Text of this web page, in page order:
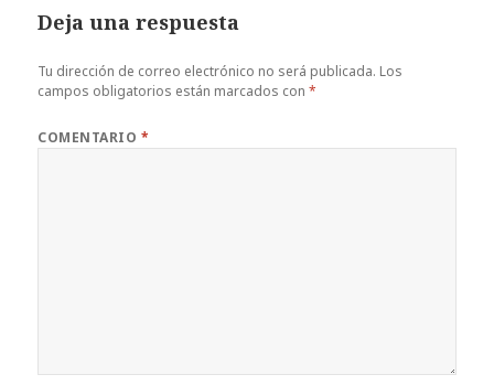
Deja una respuesta
Tu dirección de correo electrónico no será publicada. Los
campos obligatorios están marcados con*
COMENTARIO *